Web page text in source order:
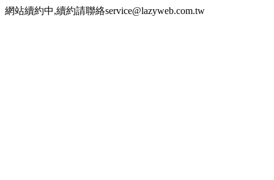
網站續約中,續約請聯絡service@lazyweb.com.tw